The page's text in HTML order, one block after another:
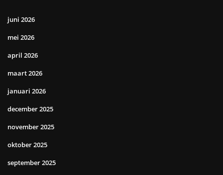
juni 2026
mei 2026
april 2026
maart 2026
januari 2026
december 2025
november 2025
oktober 2025
september 2025